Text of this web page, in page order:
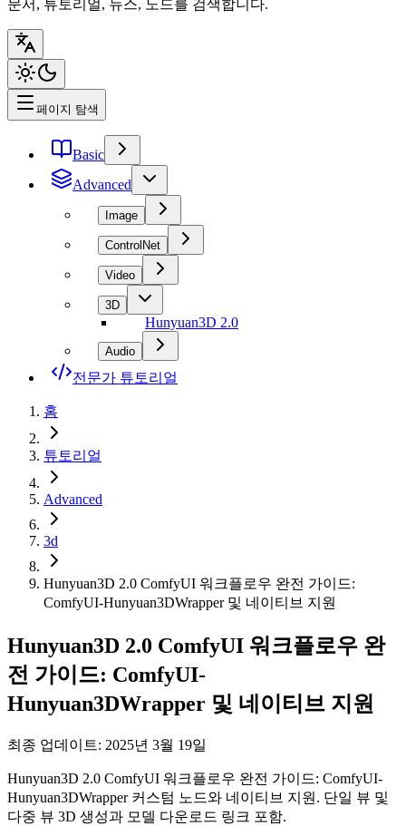
문서, 튜토리얼, 뉴스, 노드를 검색합니다.
페이지 탐색
Basic
Advanced
Image
ControlNet
Video
3D
Hunyuan3D 2.0
Audio
전문가 튜토리얼
홈
튜토리얼
Advanced
3d
Hunyuan3D 2.0 ComfyUI 워크플로우 완전 가이드:
ComfyUI-Hunyuan3DWrapper 및 네이티브 지원
Hunyuan3D 2.0 ComfyUI 워크플로우 완
전 가이드: ComfyUI-
Hunyuan3DWrapper 및 네이티브 지원
최종 업데이트: 2025년 3월 19일
Hunyuan3D 2.0 ComfyUI 워크플로우 완전 가이드: ComfyUI-
Hunyuan3DWrapper 커스텀 노드와 네이티브 지원. 단일 뷰 및
다중 뷰 3D 생성과 모델 다운로드 링크 포함.